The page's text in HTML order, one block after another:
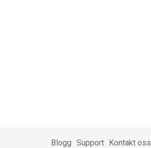
Blogg Support Kontakt oss